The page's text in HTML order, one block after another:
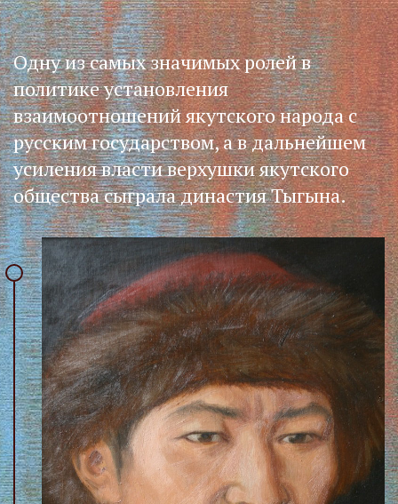
Одну из самых значимых ролей в
политике установления
взаимоотношений якутского народа с
русским государством, а в дальнейшем
усиления власти верхушки якутского
общества сыграла династия Тыгына.